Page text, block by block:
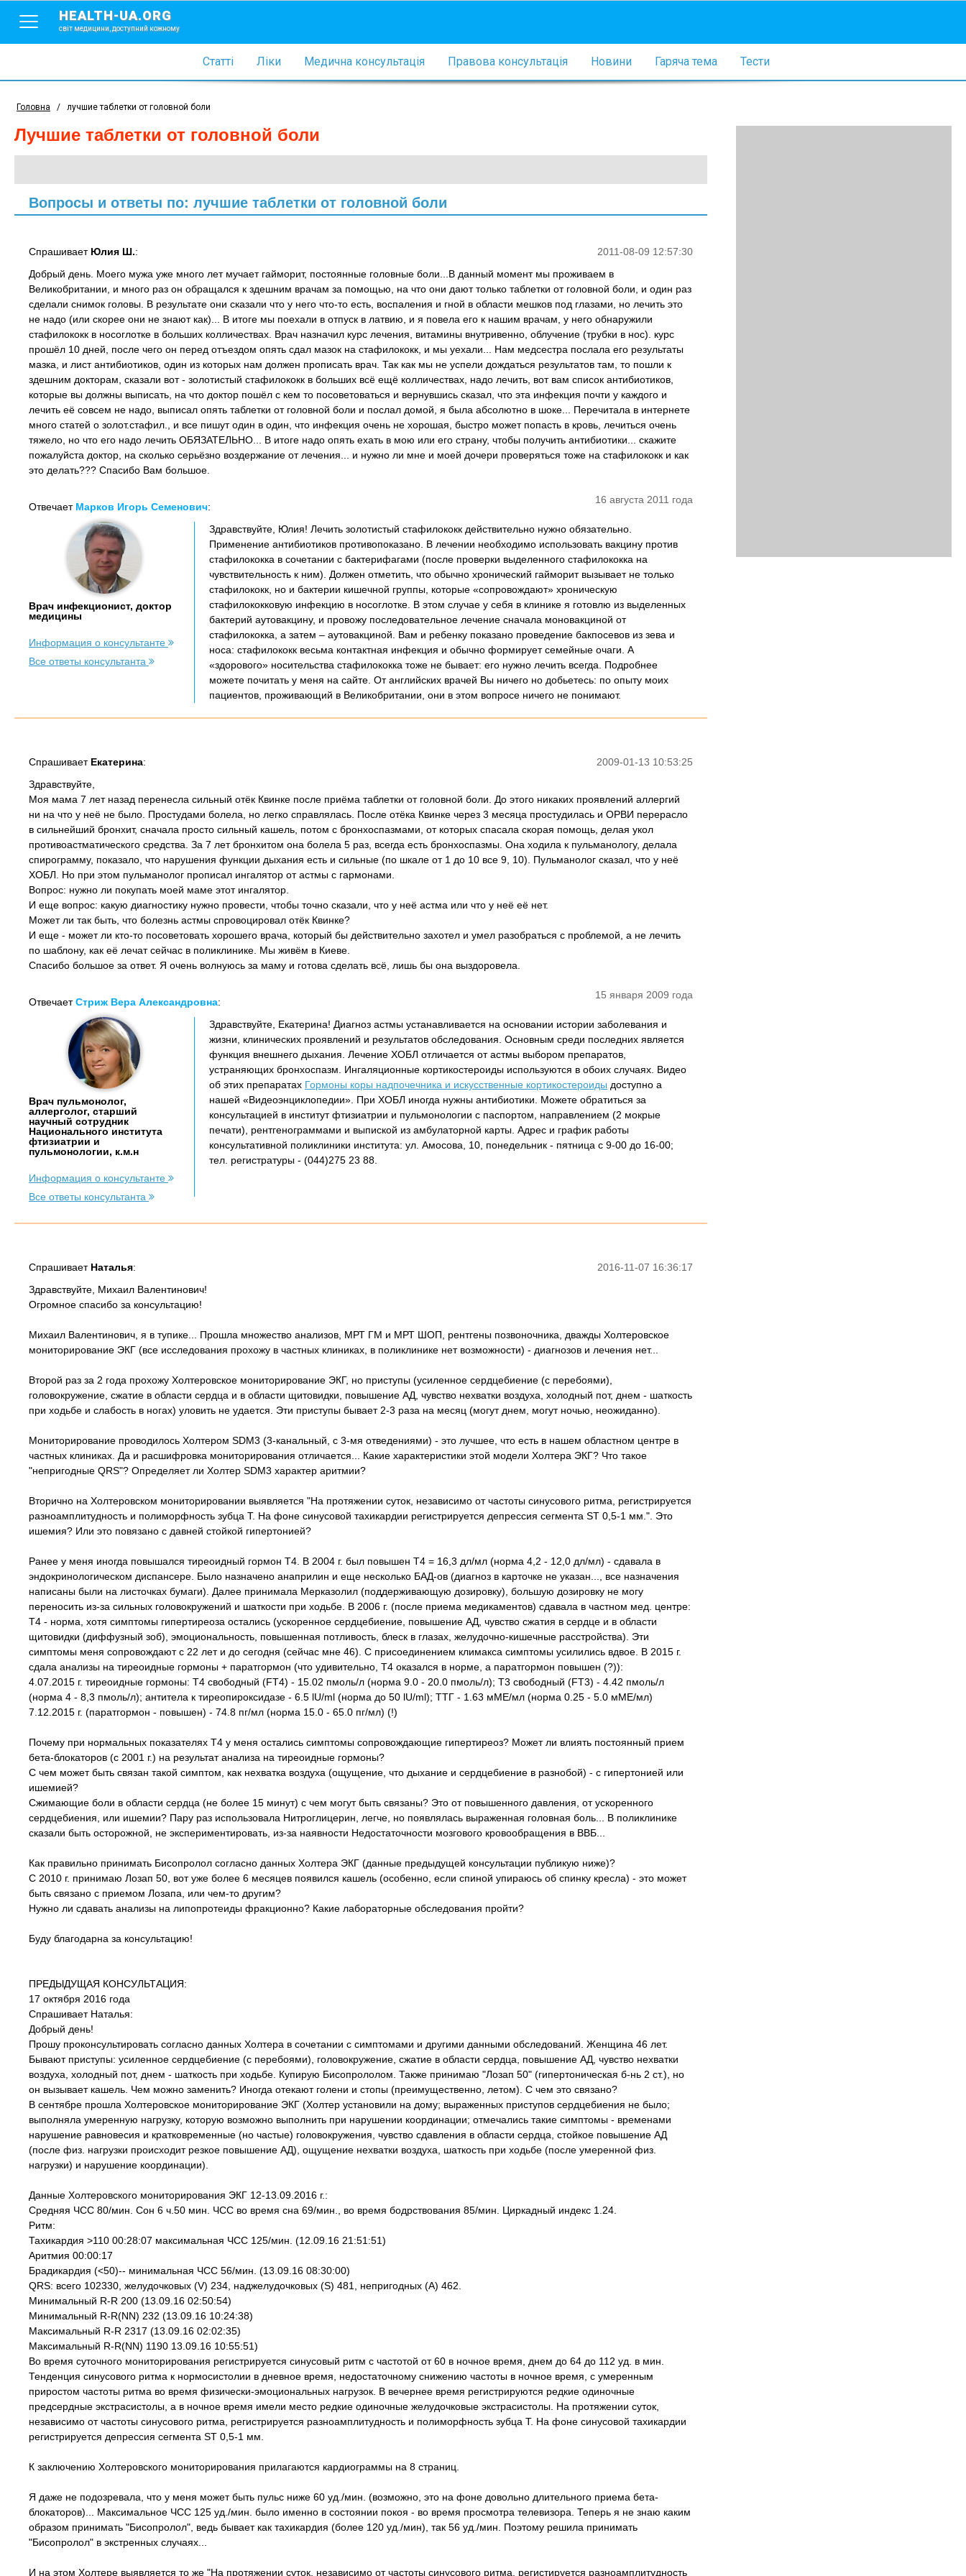
HEALTH-UA.ORG
світ медицини, доступний кожному
Статті Ліки Медична консультація Правова консультація Новини Гаряча тема Тести
Головна / лучшие таблетки от головной боли
лучшие таблетки от головной боли
Вопросы и ответы по: лучшие таблетки от головной боли
2011-08-09 12:57:30
Спрашивает Юлия Ш.:
Добрый день. Моего мужа уже много лет мучает гайморит, постоянные головные боли...В данный момент мы проживаем в
Великобритании, и много раз он обращался к здешним врачам за помощью, на что они дают только таблетки от головной боли, и один раз
сделали снимок головы. В результате они сказали что у него что-то есть, воспаления и гной в области мешков под глазами, но лечить это
не надо (или скорее они не знают как)... В итоге мы поехали в отпуск в латвию, и я повела его к нашим врачам, у него обнаружили
стафилококк в носоглотке в больших колличествах. Врач назначил курс лечения, витамины внутривенно, облучение (трубки в нос). курс
прошёл 10 дней, после чего он перед отъездом опять сдал мазок на стафилококк, и мы уехали... Нам медсестра послала его результаты
мазка, и лист антибиотиков, один из которых нам должен прописать врач. Так как мы не успели дождаться результатов там, то пошли к
здешним докторам, сказали вот - золотистый стафилококк в больших всё ещё колличествах, надо лечить, вот вам список антибиотиков,
которые вы должны выписать, на что доктор пошёл с кем то посоветоваться и вернувшись сказал, что эта инфекция почти у каждого и
лечить её совсем не надо, выписал опять таблетки от головной боли и послал домой, я была абсолютно в шоке... Перечитала в интернете
много статей о золот.стафил., и все пишут один в один, что инфекция очень не хорошая, быстро может попасть в кровь, лечиться очень
тяжело, но что его надо лечить ОБЯЗАТЕЛЬНО... В итоге надо опять ехать в мою или его страну, чтобы получить антибиотики... скажите
пожалуйста доктор, на сколько серьёзно воздержание от лечения... и нужно ли мне и моей дочери проверяться тоже на стафилококк и как
это делать??? Спасибо Вам большое.
16 августа 2011 года
Отвечает Марков Игорь Семенович:
Врач инфекционист, доктор
медицины
Информация о консультанте
Все ответы консультанта
Здравствуйте, Юлия! Лечить золотистый стафилококк действительно нужно обязательно.
Применение антибиотиков противопоказано. В лечении необходимо использовать вакцину против
стафилококка в сочетании с бактерифагами (после проверки выделенного стафилококка на
чувствительность к ним). Должен отметить, что обычно хронический гайморит вызывает не только
стафилококк, но и бактерии кишечной группы, которые «сопровождают» хроническую
стафилококковую инфекцию в носоглотке. В этом случае у себя в клинике я готовлю из выделенных
бактерий аутовакцину, и провожу последовательное лечение сначала моновакциной от
стафилококка, а затем – аутовакциной. Вам и ребенку показано проведение бакпосевов из зева и
носа: стафилококк весьма контактная инфекция и обычно формирует семейные очаги. А
«здорового» носительства стафилококка тоже не бывает: его нужно лечить всегда. Подробнее
можете почитать у меня на сайте. От английских врачей Вы ничего но добьетесь: по опыту моих
пациентов, проживающий в Великобритании, они в этом вопросе ничего не понимают.
2009-01-13 10:53:25
Спрашивает Екатерина:
Здравствуйте,
Моя мама 7 лет назад перенесла сильный отёк Квинке после приёма таблетки от головной боли. До этого никаких проявлений аллергий
ни на что у неё не было. Простудами болела, но легко справлялась. После отёка Квинке через 3 месяца простудилась и ОРВИ перерасло
в сильнейший бронхит, сначала просто сильный кашель, потом с бронхоспазмами, от которых спасала скорая помощь, делая укол
противоастматического средства. За 7 лет бронхитом она болела 5 раз, всегда есть бронхоспазмы. Она ходила к пульманологу, делала
спирограмму, показало, что нарушения функции дыхания есть и сильные (по шкале от 1 до 10 все 9, 10). Пульманолог сказал, что у неё
ХОБЛ. Но при этом пульманолог прописал ингалятор от астмы с гармонами.
Вопрос: нужно ли покупать моей маме этот ингалятор.
И еще вопрос: какую диагностику нужно провести, чтобы точно сказали, что у неё астма или что у неё её нет.
Может ли так быть, что болезнь астмы спровоцировал отёк Квинке?
И еще - может ли кто-то посоветовать хорошего врача, который бы действительно захотел и умел разобраться с проблемой, а не лечить
по шаблону, как её лечат сейчас в поликлинике. Мы живём в Киеве.
Спасибо большое за ответ. Я очень волнуюсь за маму и готова сделать всё, лишь бы она выздоровела.
15 января 2009 года
ОтвечаетСтриж Вера Александровна:
Врач пульмонолог,
аллерголог, старший
научный сотрудник
Национального института
фтизиатрии и
пульмонологии, к.м.н
Информация о консультанте
Все ответы консультанта
Здравствуйте, Екатерина! Диагноз астмы устанавливается на основании истории заболевания и
жизни, клинических проявлений и результатов обследования. Основным среди последних является
функция внешнего дыхания. Лечение ХОБЛ отличается от астмы выбором препаратов,
устраняющих бронхоспазм. Ингаляционные кортикостероиды используются в обоих случаях. Видео
об этих препаратах Гормоны коры надпочечника и искусственные кортикостероиды доступно а
нашей «Видеоэнциклопедии». При ХОБЛ иногда нужны антибиотики. Можете обратиться за
консультацией в институт фтизиатрии и пульмонологии с паспортом, направлением (2 мокрые
печати), рентгенограммами и выпиской из амбулаторной карты. Адрес и график работы
консультативной поликлиники института: ул. Амосова, 10, понедельник - пятница с 9-00 до 16-00;
тел. регистратуры - (044)275 23 88.
2016-11-07 16:36:17
Спрашивает Наталья:
Здравствуйте, Михаил Валентинович!
Огромное спасибо за консультацию!
Михаил Валентинович, я в тупике... Прошла множество анализов, МРТ ГМ и МРТ ШОП, рентгены позвоночника, дважды Холтеровское
мониторирование ЭКГ (все исследования прохожу в частных клиниках, в поликлинике нет возможности) - диагнозов и лечения нет...
Второй раз за 2 года прохожу Холтеровское мониторирование ЭКГ, но приступы (усиленное сердцебиение (с перебоями),
головокружение, сжатие в области сердца и в области щитовидки, повышение АД, чувство нехватки воздуха, холодный пот, днем - шаткость
при ходьбе и слабость в ногах) уловить не удается. Эти приступы бывает 2-3 раза на месяц (могут днем, могут ночью, неожиданно).
Мониторирование проводилось Холтером SDM3 (3-канальный, с 3-мя отведениями) - это лучшее, что есть в нашем областном центре в
частных клиниках. Да и расшифровка мониторирования отличается... Какие характеристики этой модели Холтера ЭКГ? Что такое
"непригодные QRS"? Определяет ли Холтер SDM3 характер аритмии?
Вторично на Холтеровском мониторировании выявляется "На протяжении суток, независимо от частоты синусового ритма, регистрируется
разноамплитудность и полиморфность зубца Т. На фоне синусовой тахикардии регистрируется депрессия сегмента ST 0,5-1 мм.". Это
ишемия? Или это повязано с давней стойкой гипертонией?
Ранее у меня иногда повышался тиреоидный гормон Т4. В 2004 г. был повышен Т4 = 16,3 дл/мл (норма 4,2 - 12,0 дл/мл) - сдавала в
эндокринологическом диспансере. Было назначено анаприлин и еще несколько БАД-ов (диагноз в карточке не указан..., все назначения
написаны были на листочках бумаги). Далее принимала Мерказолил (поддерживающую дозировку), большую дозировку не могу
переносить из-за сильных головокружений и шаткости при ходьбе. В 2006 г. (после приема медикаментов) сдавала в частном мед. центре:
Т4 - норма, хотя симптомы гипертиреоза остались (ускоренное сердцебиение, повышение АД, чувство сжатия в сердце и в области
щитовидки (диффузный зоб), эмоциональность, повышенная потливость, блеск в глазах, желудочно-кишечные расстройства). Эти
симптомы меня сопровождают с 22 лет и до сегодня (сейчас мне 46). С присоединением климакса симптомы усилились вдвое. В 2015 г.
сдала анализы на тиреоидные гормоны + паратгормон (что удивительно, Т4 оказался в норме, а паратгормон повышен (?)):
4.07.2015 г. тиреоидные гормоны: Т4 свободный (FT4) - 15.02 пмоль/л (норма 9.0 - 20.0 пмоль/л); Т3 свободный (FT3) - 4.42 пмоль/л
(норма 4 - 8,3 пмоль/л); антитела к тиреопироксидазе - 6.5 lU/ml (норма до 50 lU/ml); ТТГ - 1.63 мМЕ/мл (норма 0.25 - 5.0 мМЕ/мл)
7.12.2015 г. (паратгормон - повышен) - 74.8 пг/мл (норма 15.0 - 65.0 пг/мл) (!)
Почему при нормальных показателях Т4 у меня остались симптомы сопровождающие гипертиреоз? Может ли влиять постоянный прием
бета-блокаторов (с 2001 г.) на результат анализа на тиреоидные гормоны?
С чем может быть связан такой симптом, как нехватка воздуха (ощущение, что дыхание и сердцебиение в разнобой) - с гипертонией или
ишемией?
Сжимающие боли в области сердца (не более 15 минут) с чем могут быть связаны? Это от повышенного давления, от ускоренного
сердцебиения, или ишемии? Пару раз использовала Нитроглицерин, легче, но появлялась выраженная головная боль... В поликлинике
сказали быть осторожной, не экспериментировать, из-за наявности Недостаточности мозгового кровообращения в ВВБ...
Как правильно принимать Бисопролол согласно данных Холтера ЭКГ (данные предыдущей консультации публикую ниже)?
С 2010 г. принимаю Лозап 50, вот уже более 6 месяцев появился кашель (особенно, если спиной упираюсь об спинку кресла) - это может
быть связано с приемом Лозапа, или чем-то другим?
Нужно ли сдавать анализы на липопротеиды фракционно? Какие лабораторные обследования пройти?
Буду благодарна за консультацию!
ПРЕДЫДУЩАЯ КОНСУЛЬТАЦИЯ:
17 октября 2016 года
Спрашивает Наталья:
Добрый день!
Прошу проконсультировать согласно данных Холтера в сочетании с симптомами и другими данными обследований. Женщина 46 лет.
Бывают приступы: усиленное сердцебиение (с перебоями), головокружение, сжатие в области сердца, повышение АД, чувство нехватки
воздуха, холодный пот, днем - шаткость при ходьбе. Купирую Бисопрололом. Также принимаю "Лозап 50" (гипертоническая б-нь 2 ст.), но
он вызывает кашель. Чем можно заменить? Иногда отекают голени и стопы (преимущественно, летом). С чем это связано?
В сентябре прошла Холтеровское мониторирование ЭКГ (Холтер установили на дому; выраженных приступов сердцебиения не было;
выполняла умеренную нагрузку, которую возможно выполнить при нарушении координации; отмечались такие симптомы - временами
нарушение равновесия и кратковременные (но частые) головокружения, чувство сдавления в области сердца, стойкое повышение АД
(после физ. нагрузки происходит резкое повышение АД), ощущение нехватки воздуха, шаткость при ходьбе (после умеренной физ.
нагрузки) и нарушение координации).
Данные Холтеровского мониторирования ЭКГ 12-13.09.2016 г.:
Средняя ЧСС 80/мин. Сон 6 ч.50 мин. ЧСС во время сна 69/мин., во время бодрствования 85/мин. Циркадный индекс 1.24.
Ритм:
Тахикардия >110 00:28:07 максимальная ЧСС 125/мин. (12.09.16 21:51:51)
Аритмия 00:00:17
Брадикардия (<50)-- минимальная ЧСС 56/мин. (13.09.16 08:30:00)
QRS: всего 102330, желудочковых (V) 234, наджелудочковых (S) 481, непригодных (A) 462.
Минимальный R-R 200 (13.09.16 02:50:54)
Минимальный R-R(NN) 232 (13.09.16 10:24:38)
Максимальный R-R 2317 (13.09.16 02:02:35)
Максимальный R-R(NN) 1190 13.09.16 10:55:51)
Во время суточного мониторирования регистрируется синусовый ритм с частотой от 60 в ночное время, днем до 64 до 112 уд. в мин.
Тенденция синусового ритма к нормосистолии в дневное время, недостаточному снижению частоты в ночное время, с умеренным
приростом частоты ритма во время физически-эмоциональных нагрузок. В вечернее время регистрируются редкие одиночные
предсердные экстрасистолы, а в ночное время имели место редкие одиночные желудочковые экстрасистолы. На протяжении суток,
независимо от частоты синусового ритма, регистрируется разноамплитудность и полиморфность зубца Т. На фоне синусовой тахикардии
регистрируется депрессия сегмента ST 0,5-1 мм.
К заключению Холтеровского мониторирования прилагаются кардиограммы на 8 страниц.
Я даже не подозревала, что у меня может быть пульс ниже 60 уд./мин. (возможно, это на фоне довольно длительного приема бета-
блокаторов)... Максимальное ЧСС 125 уд./мин. было именно в состоянии покоя - во время просмотра телевизора. Теперь я не знаю каким
образом принимать "Бисопролол", ведь бывает как тахикардия (более 120 уд./мин), так 56 уд./мин. Поэтому решила принимать
"Бисопролол" в экстренных случаях...
И на этом Холтере выявляется то же "На протяжении суток, независимо от частоты синусового ритма, регистируется разноамплитудность